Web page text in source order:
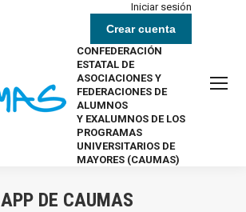
Iniciar sesión
Crear cuenta
CONFEDERACIÓN
ESTATAL DE
ASOCIACIONES Y
FEDERACIONES DE
ALUMNOS
Y EXALUMNOS DE LOS
PROGRAMAS
UNIVERSITARIOS DE
MAYORES (CAUMAS)
APP DE CAUMAS